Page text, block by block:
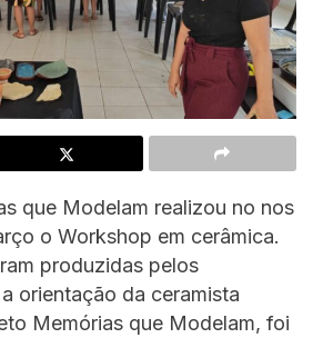
que Modelam realizou no nos
o Workshop em cerâmica.
produzidas pelos
orientação da ceramista
Memórias que Modelam, foi